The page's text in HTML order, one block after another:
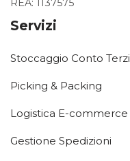
REA: 1137575
Servizi
Stoccaggio Conto Terzi
Picking & Packing
Logistica E-commerce
Gestione Spedizioni